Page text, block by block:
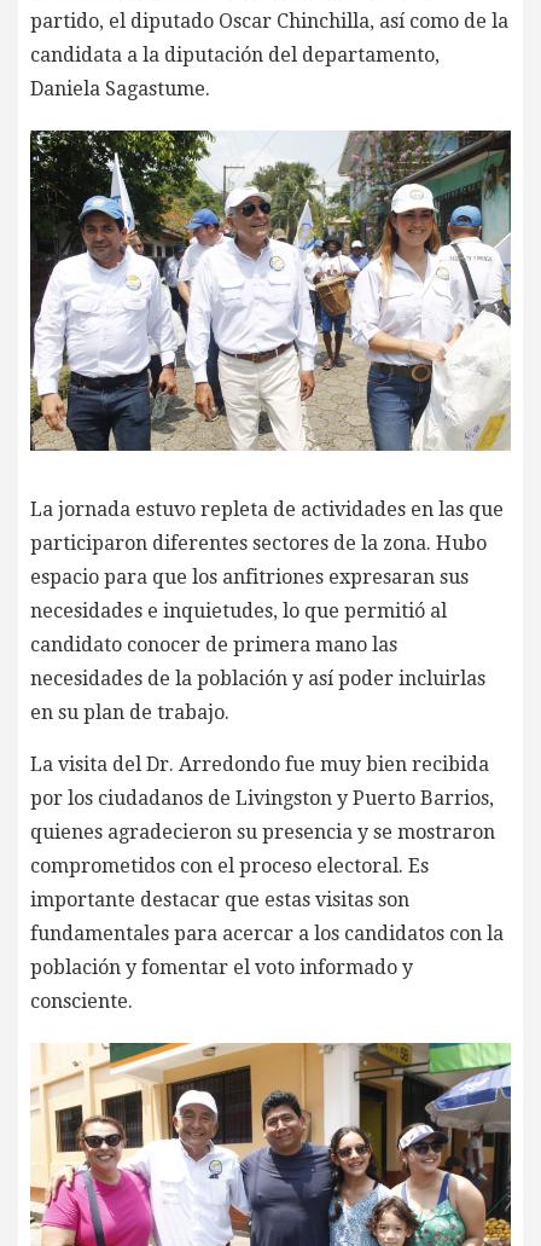
partido, el diputado Oscar Chinchilla, así como de la
candidata a la diputación del departamento,
Daniela Sagastume.
La jornada estuvo repleta de actividades en las que
participaron diferentes sectores de la zona. Hubo
espacio para que los anfitriones expresaran sus
necesidades e inquietudes, lo que permitió al
candidato conocer de primera mano las
necesidades de la población y así poder incluirlas
en su plan de trabajo.
La visita del Dr. Arredondo fue muy bien recibida
por los ciudadanos de Livingston y Puerto Barrios,
quienes agradecieron su presencia y se mostraron
comprometidos con el proceso electoral. Es
importante destacar que estas visitas son
fundamentales para acercar a los candidatos con la
población y fomentar el voto informado y
consciente.